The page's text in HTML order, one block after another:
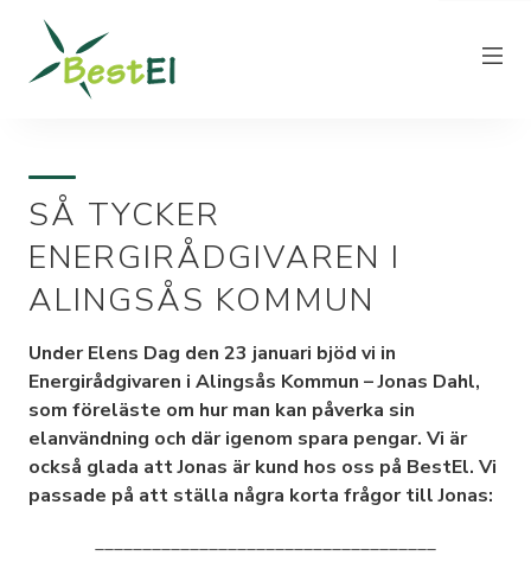
NYHETER
OM OSS
VÅRA ELPRISER
PRODUCERA EL
FAKTURAINFORMATION
KONTAKT
SÅ TYCKER
ENERGIRÅDGIVAREN I
ALINGSÅS KOMMUN
Under Elens Dag den 23 januari bjöd vi in
Energirådgivaren i Alingsås Kommun – Jonas Dahl,
som föreläste om hur man kan påverka sin
elanvändning och där igenom spara pengar. Vi är
också glada att Jonas är kund hos oss på BestEl. Vi
passade på att ställa några korta frågor till Jonas:
____________________________________